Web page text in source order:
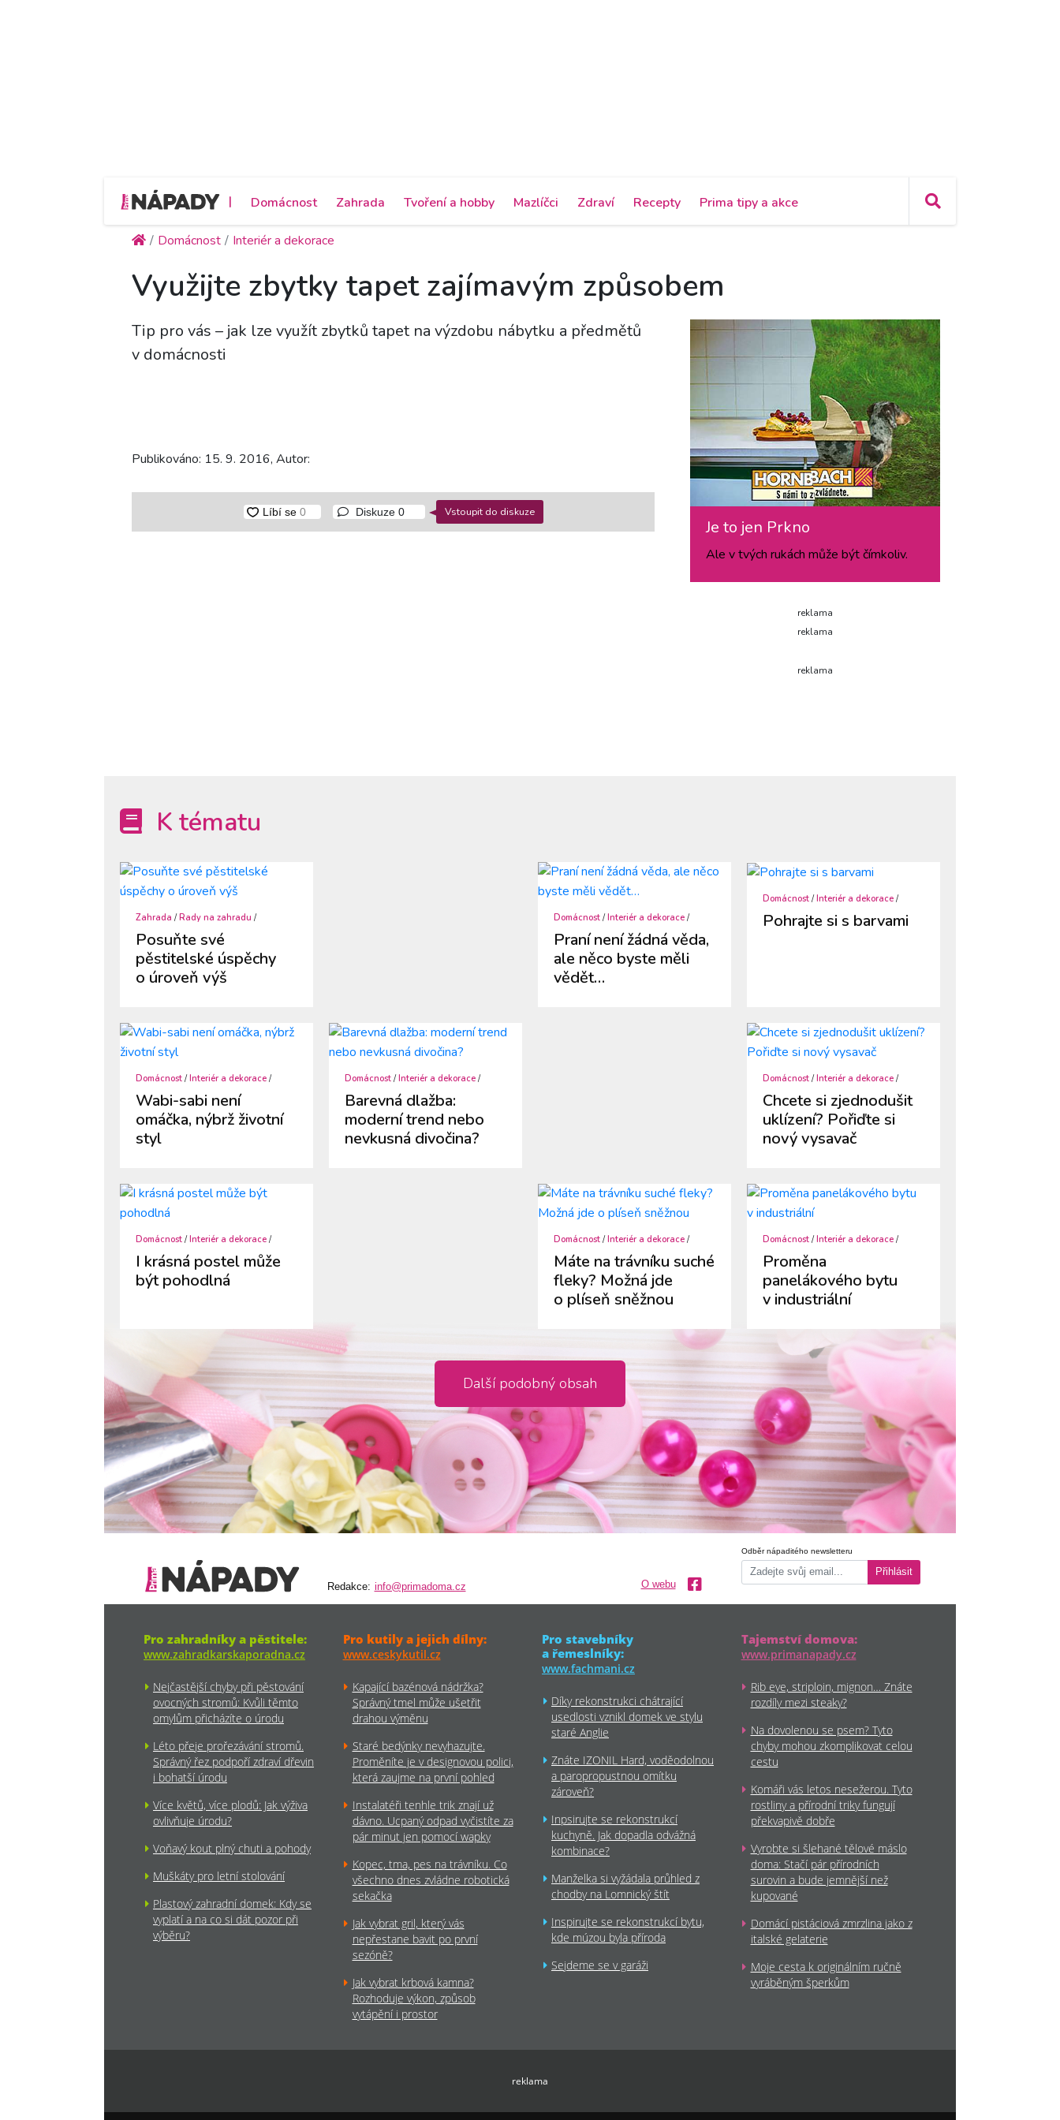
| Domácnost Zahrada Tvoření a hobby Mazlíčci Zdraví Recepty Prima tipy a akce
Domácnost Interiér a dekorace
Využijte zbytky tapet zajímavým způsobem
Tip pro vás – jak lze využít zbytků tapet na výzdobu nábytku a předmětů
v domácnosti
Publikováno: 15. 9. 2016, Autor:
Diskuze0 Vstoupit do diskuze
Je to jen Prkno
Ale v tvých rukách může být čímkoliv.
reklama
reklama
reklama
K tématu
Zahrada /Rady na zahradu /
Posuňte své
pěstitelské úspěchy
o úroveň výš
Domácnost /Interiér a dekorace /
Praní není žádná věda,
ale něco byste měli
vědět…
Domácnost /Interiér a dekorace /
Pohrajte si s barvami
Domácnost /Interiér a dekorace /
Wabi-sabi není
omáčka, nýbrž životní
styl
Domácnost /Interiér a dekorace /
Barevná dlažba:
moderní trend nebo
nevkusná divočina?
Domácnost /Interiér a dekorace /
Chcete si zjednodušit
uklízení? Pořiďte si
nový vysavač
Domácnost /Interiér a dekorace /
I krásná postel může
být pohodlná
Domácnost /Interiér a dekorace /
Máte na trávníku suché
fleky? Možná jde
o plíseň sněžnou
Domácnost /Interiér a dekorace /
Proměna
panelákového bytu
v industriální
Další podobný obsah
Redakce: info@primadoma.cz O webu
Odběr nápaditého newsletteru
Přihlásit
Pro zahradníky a pěstitele:
www.zahradkarskaporadna.cz
Nejčastější chyby při pěstování
ovocných stromů: Kvůli těmto
omylům přicházíte o úrodu
Léto přeje prořezávání stromů.
Správný řez podpoří zdraví dřevin
i bohatší úrodu
Více květů, více plodů: Jak výživa
ovlivňuje úrodu?
Voňavý kout plný chuti a pohody
Muškáty pro letní stolování
Plastový zahradní domek: Kdy se
vyplatí a na co si dát pozor při
výběru?
Pro kutily a jejich dílny:
www.ceskykutil.cz
Kapající bazénová nádržka?
Správný tmel může ušetřit
drahou výměnu
Staré bedýnky nevyhazujte.
Proměníte je v designovou polici,
která zaujme na první pohled
Instalatéři tenhle trik znají už
dávno. Ucpaný odpad vyčistíte za
pár minut jen pomocí wapky
Kopec, tma, pes na trávníku. Co
všechno dnes zvládne robotická
sekačka
Jak vybrat gril, který vás
nepřestane bavit po první
sezóně?
Jak vybrat krbová kamna?
Rozhoduje výkon, způsob
vytápění i prostor
Pro stavebníky
a řemeslníky:
www.fachmani.cz
Díky rekonstrukci chátrající
usedlosti vznikl domek ve stylu
staré Anglie
Znáte IZONIL Hard, voděodolnou
a paropropustnou omítku
zároveň?
Inpsirujte se rekonstrukcí
kuchyně. Jak dopadla odvážná
kombinace?
Manželka si vyžádala průhled z
chodby na Lomnický štít
Inspirujte se rekonstrukcí bytu,
kde múzou byla příroda
Sejdeme se v garáži
Tajemství domova:
www.primanapady.cz
Rib eye, striploin, mignon… Znáte
rozdíly mezi steaky?
Na dovolenou se psem? Tyto
chyby mohou zkomplikovat celou
cestu
Komáři vás letos nesežerou. Tyto
rostliny a přírodní triky fungují
překvapivě dobře
Vyrobte si šlehané tělové máslo
doma: Stačí pár přírodních
surovin a bude jemnější než
kupované
Domácí pistáciová zmrzlina jako z
italské gelaterie
Moje cesta k originálním ručně
vyráběným šperkům
reklama